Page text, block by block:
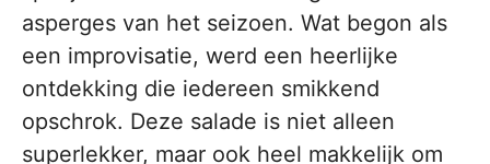
asperges van het seizoen. Wat begon als
een improvisatie, werd een heerlijke
ontdekking die iedereen smikkend
opschrok. Deze salade is niet alleen
superlekker, maar ook heel makkelijk om